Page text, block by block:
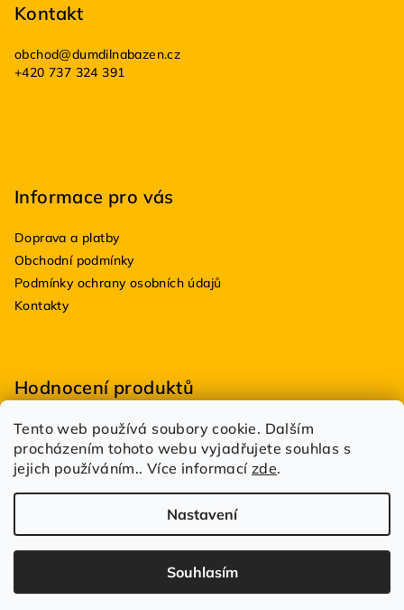
Tento web používá soubory cookie. Dalším
procházením tohoto webu vyjadřujete souhlas s
jejich používáním.. Více informací zde.
Nastavení
Souhlasím
Kontakt
obchod@dumdilnabazen.cz
+420 737 324 391
Informace pro vás
Doprava a platby
Obchodní podmínky
Podmínky ochrany osobních údajů
Kontakty
Hodnocení produktů
BioDRY bakterie do suchých WC 100g
Hodnocení produktu je 5 z 5 hvězdiček.
|
Estetik Profi
|
Vytvořil Shoptet